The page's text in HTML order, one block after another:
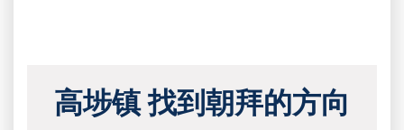
高埗镇 找到朝拜的方向